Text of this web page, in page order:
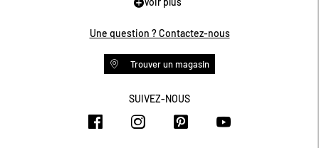
Guide des tailles
Programme de fidélité
Conditions des offres
Livraison et retours
Une question ? Contactez-nous
Trouver un magasin
SUIVEZ-NOUS
https://www.facebook.com/
https://https://